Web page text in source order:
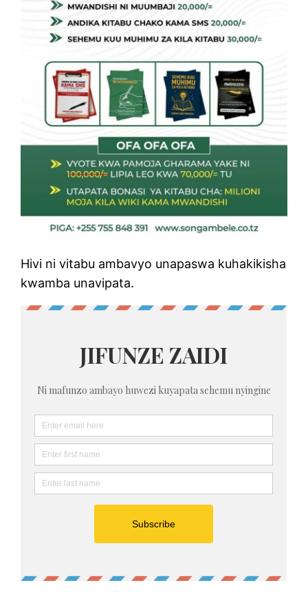
Hivi ni vitabu ambavyo unapaswa kuhakikisha
kwamba unavipata.